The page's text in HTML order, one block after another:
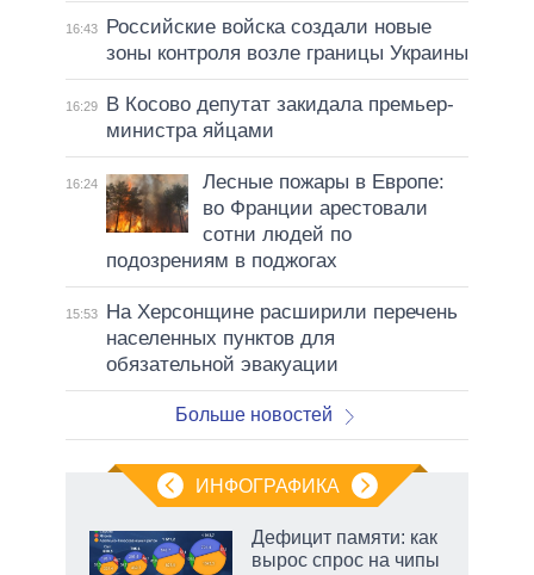
16:43
Российские войска создали новые
зоны контроля возле границы Украины
16:29
В Косово депутат закидала премьер-
министра яйцами
16:24
Лесные пожары в Европе:
во Франции арестовали
сотни людей по
подозрениям в поджогах
15:53
На Херсонщине расширили перечень
населенных пунктов для
обязательной эвакуации
Больше новостей
ИНФОГРАФИКА
Дефицит памяти: как
вырос спрос на чипы